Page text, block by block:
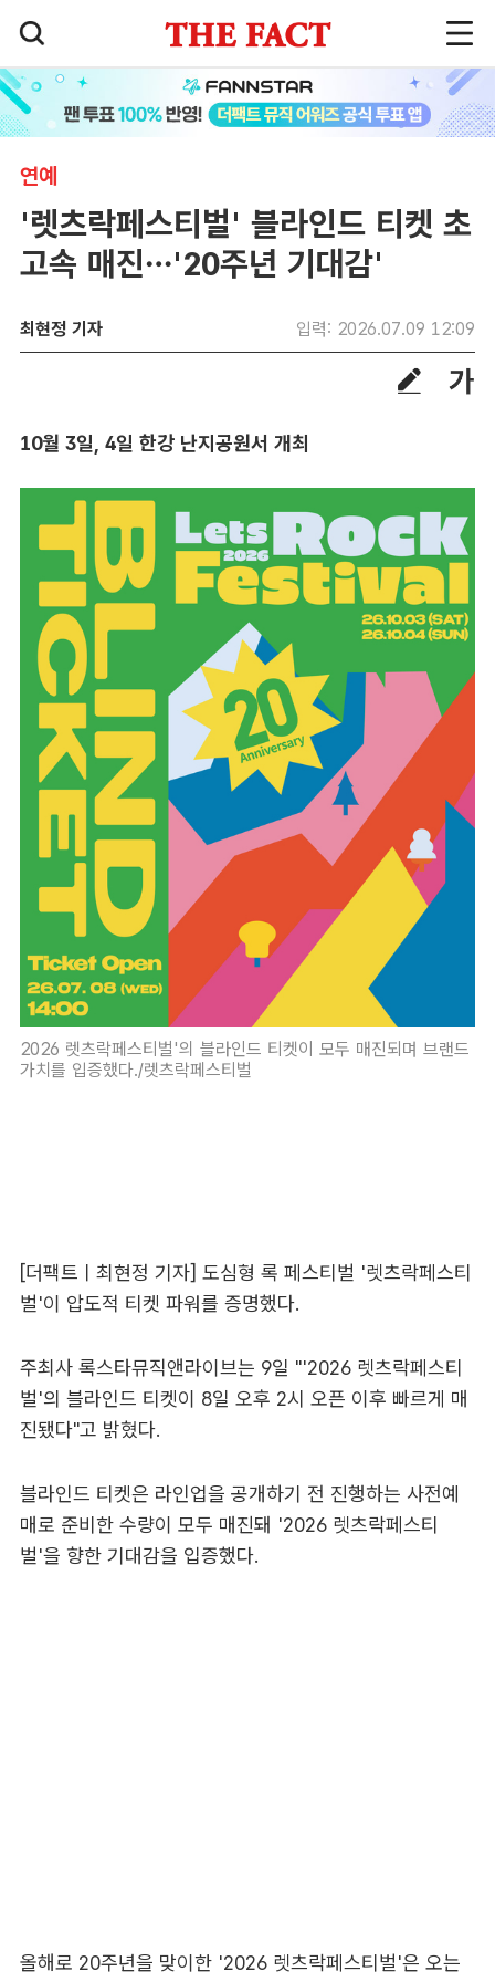
연예
'렛츠락페스티벌' 블라인드 티켓 초
고속 매진…'20주년 기대감'
최현정 기자 입력: 2026.07.09 12:09
10월 3일, 4일 한강 난지공원서 개최
2026 렛츠락페스티벌'의 블라인드 티켓이 모두 매진되며 브랜드
가치를 입증했다./렛츠락페스티벌
[더팩트ㅣ최현정 기자] 도심형 록 페스티벌 '렛츠락페스티
벌'이 압도적 티켓 파워를 증명했다.
주최사 록스타뮤직앤라이브는 9일 "'2026 렛츠락페스티
벌'의 블라인드 티켓이 8일 오후 2시 오픈 이후 빠르게 매
진됐다"고 밝혔다.
블라인드 티켓은 라인업을 공개하기 전 진행하는 사전예
매로 준비한 수량이 모두 매진돼 '2026 렛츠락페스티
벌'을 향한 기대감을 입증했다.
올해로 20주년을 맞이한 '2026 렛츠락페스티벌'은 오는